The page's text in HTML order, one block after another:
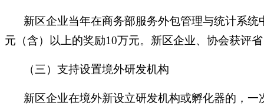
新区企业当年在商务部服务外包管理与统计系
元（含）以上的奖励10万元。新区企业、协会获评
（三）支持设置境外研发机构
新区企业在境外新设立研发机构或孵化器的，